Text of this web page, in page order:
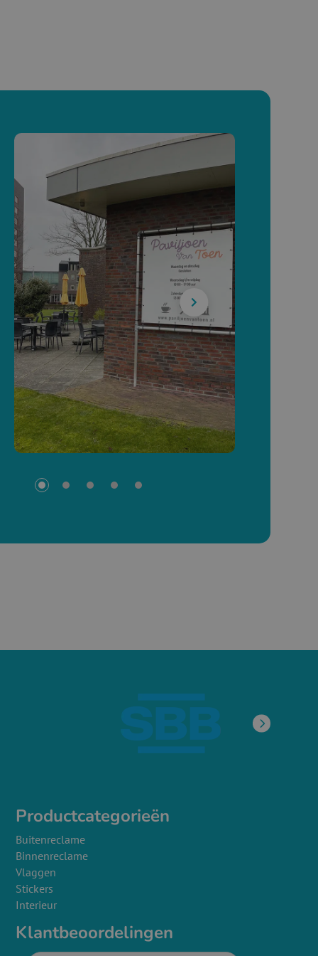
Productcategorieën
Buitenreclame
Binnenreclame
Vlaggen
Stickers
Interieur
Klantbeoordelingen